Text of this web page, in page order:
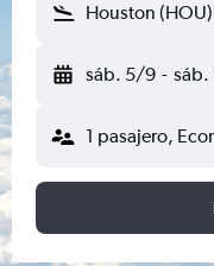
Houston (HOU)
sáb. 5/9 - sáb.
1 pasajero,